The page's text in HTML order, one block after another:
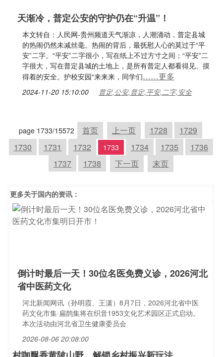
天渐冷，普定公安的守护仍在“升温”！
本文转自：人民网-贵州频道天气渐凉，人潮涌动，普定县城
的热闹仍然未减丝毫。热闹的背后，最抚慰人心的莫过于“平
安”二字。“平安”二字很小，写在纸上不过方寸之间；“平安”二
字很大，写在普定县城的土地上，是所有普定人都看得见、摸
得着的安全。护校安园“来来来，同学们……更多
2024-11-20 15:10:00 普定,公安,普定,平安,二字,安全
page 1733/15572 首页 上一页 1728
1729
1730
1731 1732 1733 1734 1735
1736
1737
1738 下一页 末页
更多关于国内的资讯：
倒计时最后一天！30位名医免费义诊，2026河北
省中医药文化
河北新闻网讯（孙明霞、王潇）8月7日，2026河北省中医
药文化市集·扁鹊集将在织音1953文化艺术园区正式启动。
本次活动由河北省卫生健康委员会
2026-08-06 20:08:00